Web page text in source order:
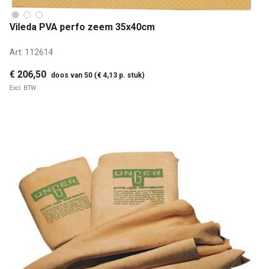
Vileda PVA perfo zeem 35x40cm
Art: 112614
€ 206,50 doos van 50 (€ 4,13 p. stuk)
Excl. BTW